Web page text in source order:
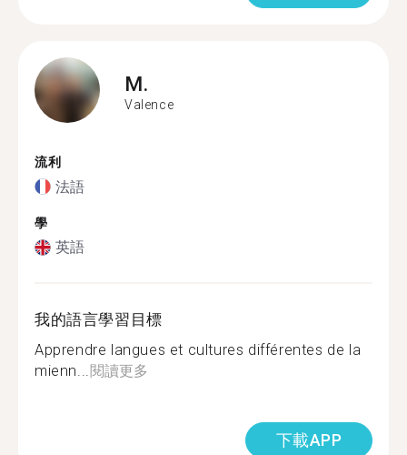
M.
Valence
流利
法語
學
英語
我的語言學習目標
Apprendre langues et cultures différentes de la
mienn...閱讀更多
下載APP